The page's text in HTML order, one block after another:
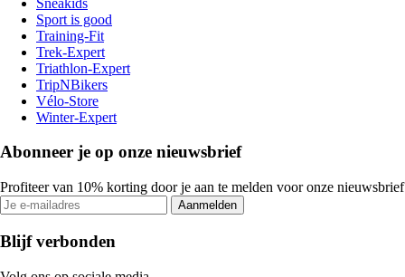
Sport is good
Training-Fit
Trek-Expert
Triathlon-Expert
TripNBikers
Vélo-Store
Winter-Expert
Abonneer je op onze nieuwsbrief
Profiteer van 10% korting door je aan te melden voor onze nieuwsbrief
Aanmelden
Blijf verbonden